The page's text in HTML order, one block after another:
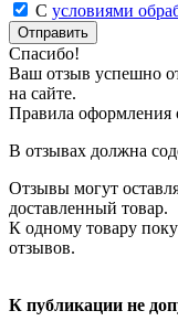
С условиями
Отправить
Спасибо!
Ваш отзыв успешно
на сайте.
Правила оформления
В отзывах должна
Отзывы могут
доставленный товар.
К одному товару
отзывов.
К публикации не